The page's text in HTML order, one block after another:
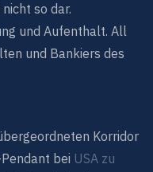
so dar.
und Aufenthalt. All
und Bankiers des
Korridor
bei USA zu